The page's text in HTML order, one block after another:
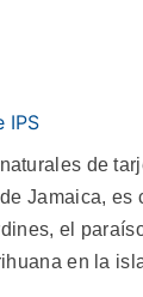
IPS
de
Jamaica, es
el
en la